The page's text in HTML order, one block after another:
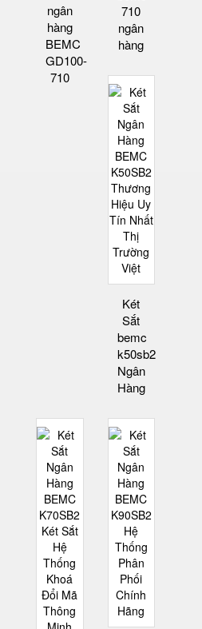
ngân
hàng
BEMC
GD100-
710
710
ngân
hàng
Két
Sắt
bemc
k50sb2
Ngân
Hàng